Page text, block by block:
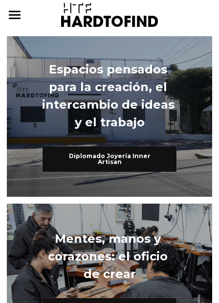
THE WHAT
The What
Inner Artisan
International Workshops
Further Studies
Try Hard
THE WHO
The Who
At Home
Family
Dear Friends
THE WHY
THE HOW
ONLINE CAMPUS
THE ARCHIVE
cursos@htf.org.mx
Espacios pensados
para la creación, el
intercambio de ideas
y el trabajo
Diplomado Joyería Inner
Artisan
Mentes, manos y
corazones: el oficio
de crear